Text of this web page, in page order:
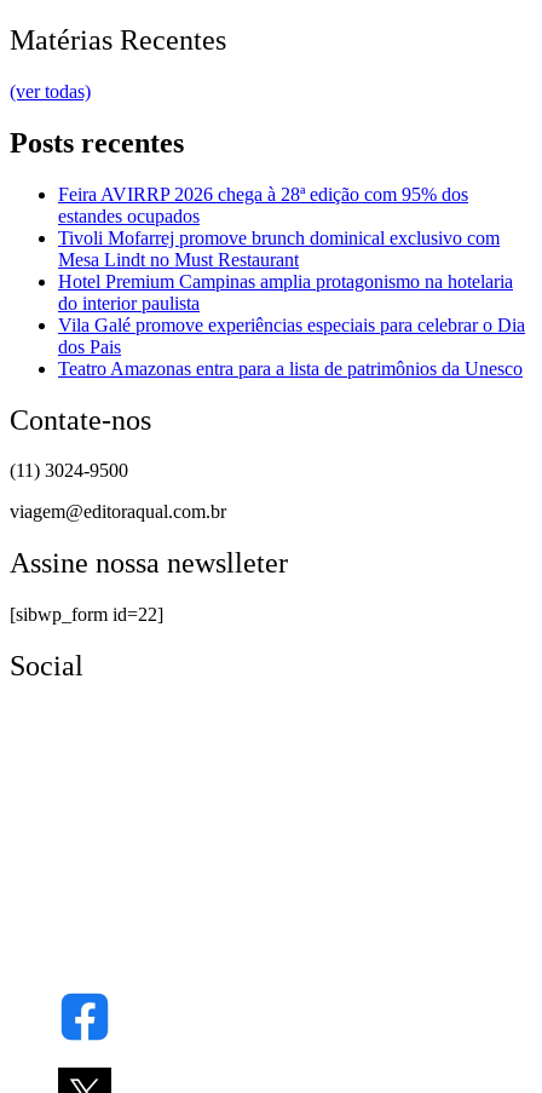
Matérias Recentes
(ver todas)
Posts recentes
Feira AVIRRP 2026 chega à 28ª edição com 95% dos
estandes ocupados
Tivoli Mofarrej promove brunch dominical exclusivo com
Mesa Lindt no Must Restaurant
Hotel Premium Campinas amplia protagonismo na hotelaria
do interior paulista
Vila Galé promove experiências especiais para celebrar o Dia
dos Pais
Teatro Amazonas entra para a lista de patrimônios da Unesco
Contate-nos
(11) 3024-9500
viagem@editoraqual.com.br
Assine nossa newslleter
[sibwp_form id=22]
Social